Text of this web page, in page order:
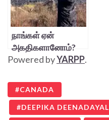
நாங்கள் ஏன்
அகதிகளானோம்?
Powered byYARPP.
CANADA
DEEPIKA